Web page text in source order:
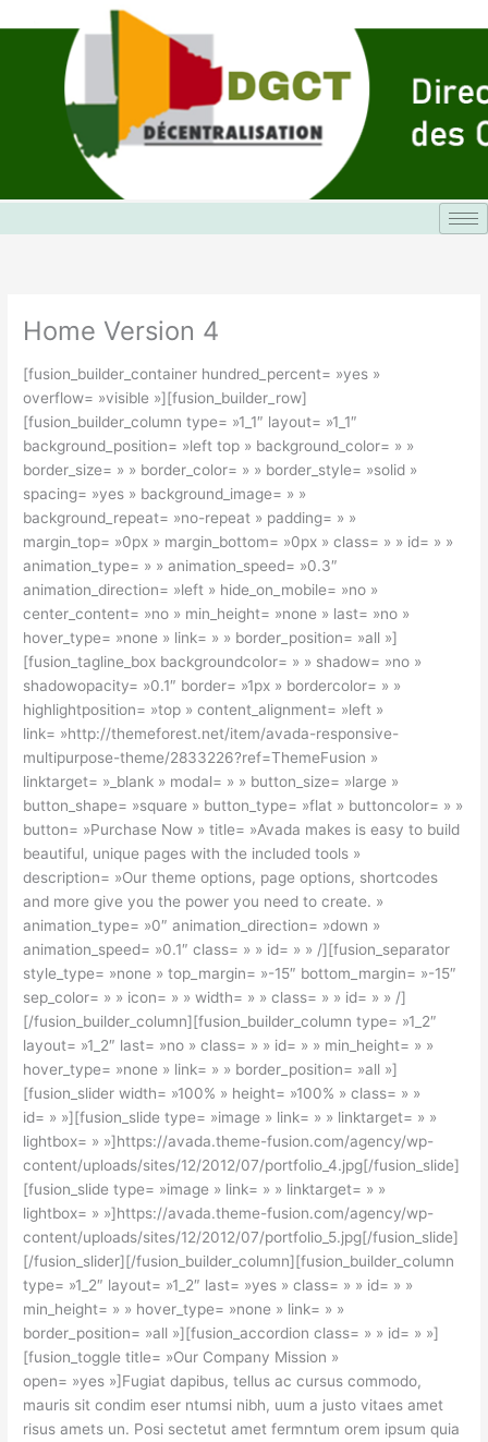
au
Home Version 4
[fusion_builder_container hundred_percent= »yes »
overflow= »visible »][fusion_builder_row]
[fusion_builder_column type= »1_1″ layout= »1_1″
background_position= »left top » background_color= » »
border_size= » » border_color= » » border_style= »solid »
spacing= »yes » background_image= » »
background_repeat= »no-repeat » padding= » »
margin_top= »0px » margin_bottom= »0px » class= » » id= » »
animation_type= » » animation_speed= »0.3″
animation_direction= »left » hide_on_mobile= »no »
center_content= »no » min_height= »none » last= »no »
hover_type= »none » link= » » border_position= »all »]
[fusion_tagline_box backgroundcolor= » » shadow= »no »
shadowopacity= »0.1″ border= »1px » bordercolor= » »
highlightposition= »top » content_alignment= »left »
link= »http://themeforest.net/item/avada-responsive-
multipurpose-theme/2833226?ref=ThemeFusion »
linktarget= »_blank » modal= » » button_size= »large »
button_shape= »square » button_type= »flat » buttoncolor= » »
button= »Purchase Now » title= »Avada makes is easy to build
beautiful, unique pages with the included tools »
description= »Our theme options, page options, shortcodes
and more give you the power you need to create. »
animation_type= »0″ animation_direction= »down »
animation_speed= »0.1″ class= » » id= » » /][fusion_separator
style_type= »none » top_margin= »-15″ bottom_margin= »-15″
sep_color= » » icon= » » width= » » class= » » id= » » /]
[/fusion_builder_column][fusion_builder_column type= »1_2″
layout= »1_2″ last= »no » class= » » id= » » min_height= » »
hover_type= »none » link= » » border_position= »all »]
[fusion_slider width= »100% » height= »100% » class= » »
id= » »][fusion_slide type= »image » link= » » linktarget= » »
lightbox= » »]https://avada.theme-fusion.com/agency/wp-
content/uploads/sites/12/2012/07/portfolio_4.jpg[/fusion_slide]
[fusion_slide type= »image » link= » » linktarget= » »
lightbox= » »]https://avada.theme-fusion.com/agency/wp-
content/uploads/sites/12/2012/07/portfolio_5.jpg[/fusion_slide]
[/fusion_slider][/fusion_builder_column][fusion_builder_column
type= »1_2″ layout= »1_2″ last= »yes » class= » » id= » »
min_height= » » hover_type= »none » link= » »
border_position= »all »][fusion_accordion class= » » id= » »]
[fusion_toggle title= »Our Company Mission »
open= »yes »]Fugiat dapibus, tellus ac cursus commodo,
mauris sit condim eser ntumsi nibh, uum a justo vitaes amet
risus amets un. Posi sectetut amet fermntum orem ipsum quia